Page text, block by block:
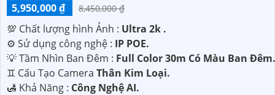
5,950,000 ₫
8,450,000 ₫
💯 Chất lượng hình Ảnh : Ultra 2k .
⚙ Sử dụng công nghệ : IP POE.
💡 Tầm Nhìn Ban Đêm : Full Color 30m Có Màu Ban Đêm.
♊ Cấu Tạo Camera Thân Kim Loại.
️🛃 Khả Năng : Công Nghệ AI.